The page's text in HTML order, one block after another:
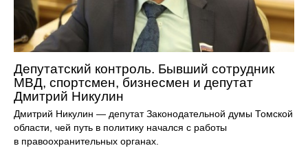
Депутатский контроль. Бывший сотрудник
МВД, спортсмен, бизнесмен и депутат
Дмитрий Никулин
Дмитрий Никулин — депутат Законодательной думы Томской
области, чей путь в политику начался с работы
в правоохранительных органах.